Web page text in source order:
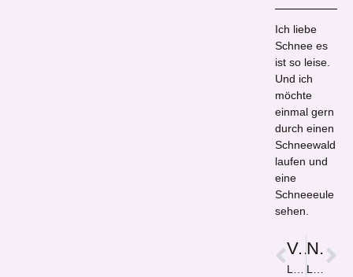
Ich liebe
Schnee es
ist so leise.
Und ich
möchte
einmal gern
durch einen
Schneewald
laufen und
eine
Schneeeule
sehen.
Vorige
Leid ist nur einen Knopfdruck entfernt!
Nächster
Let them eat cake!